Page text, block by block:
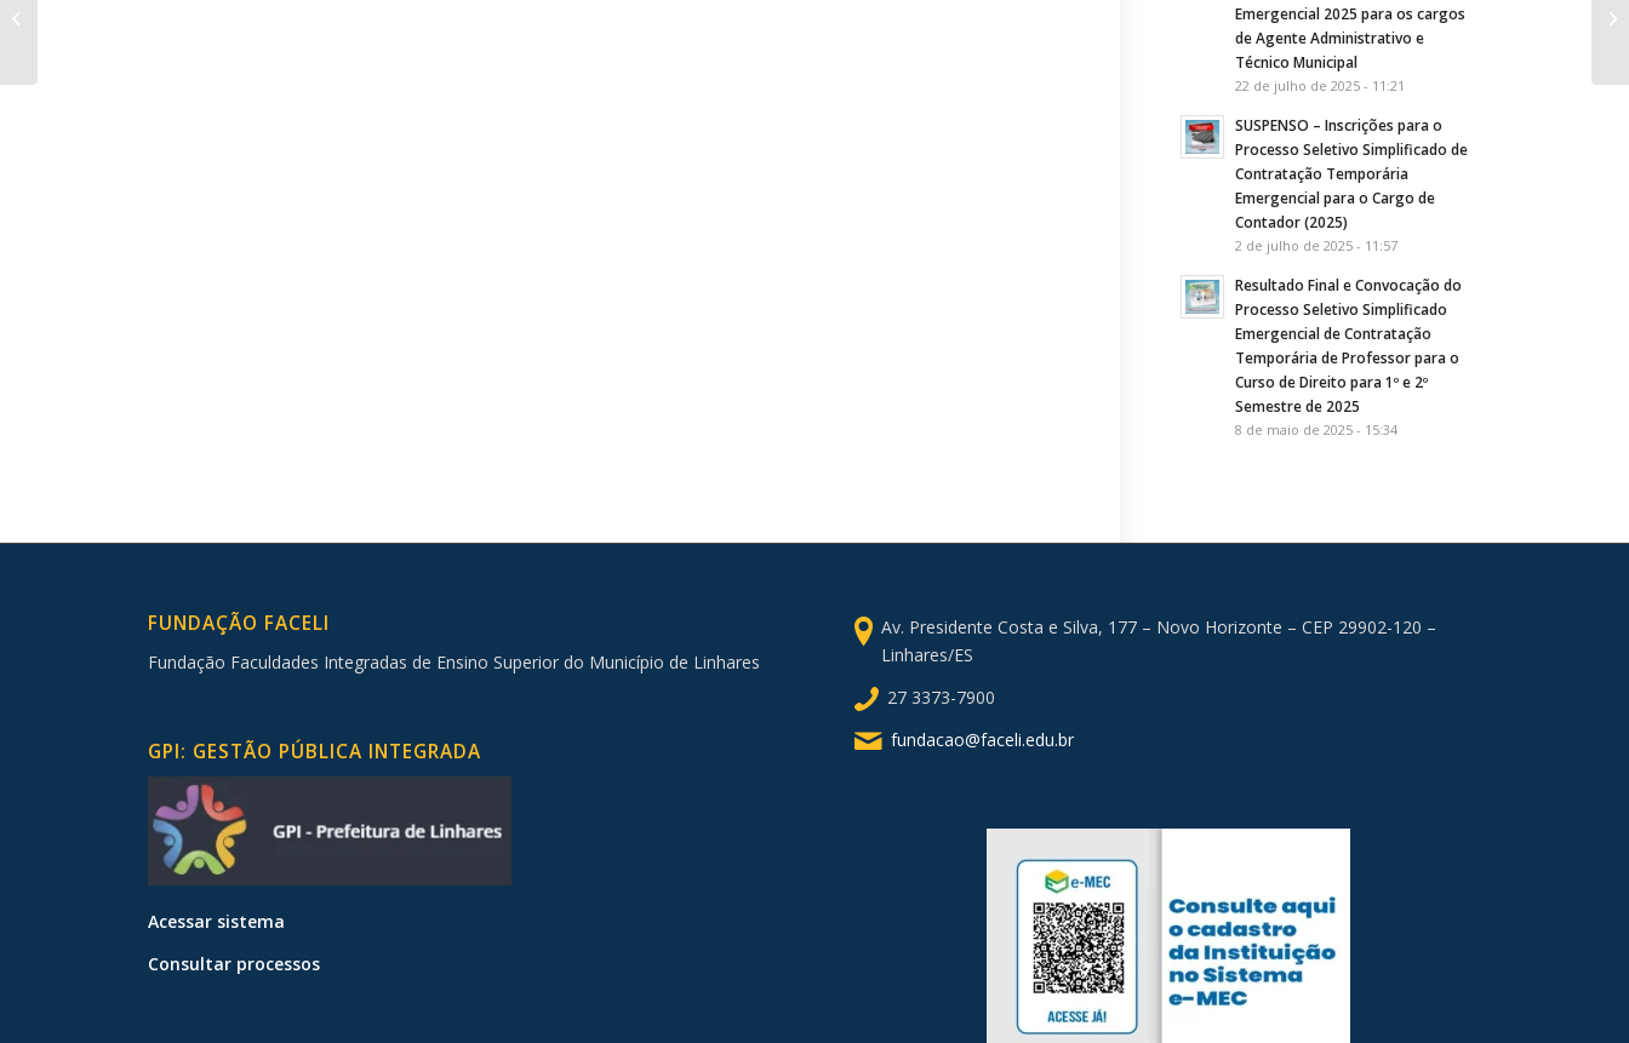
Emergencial 2025 para os cargos
de Agente Administrativo e
Técnico Municipal
22 de julho de 2025 - 11:21
SUSPENSO – Inscrições para o
Processo Seletivo Simplificado de
Contratação Temporária
Emergencial para o Cargo de
Contador (2025)
2 de julho de 2025 - 11:57
Resultado Final e Convocação do
Processo Seletivo Simplificado
Emergencial de Contratação
Temporária de Professor para o
Curso de Direito para 1º e 2º
Semestre de 2025
8 de maio de 2025 - 15:34
FUNDAÇÃO FACELI
Fundação Faculdades Integradas de Ensino Superior do Município de Linhares
GPI: GESTÃO PÚBLICA INTEGRADA
Acessar sistema
Consultar processos
Av. Presidente Costa e Silva, 177 – Novo Horizonte – CEP 29902-120 –
Linhares/ES
27 3373-7900
fundacao@faceli.edu.br